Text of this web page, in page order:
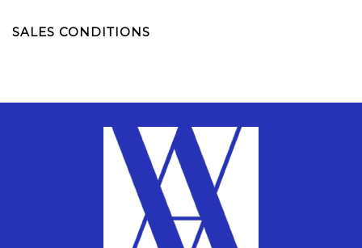
SALES CONDITIONS